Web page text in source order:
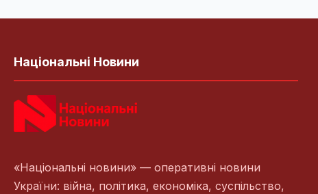
Національні Новини
«Національні новини» — оперативні новини
України: війна, політика, економіка, суспільство,